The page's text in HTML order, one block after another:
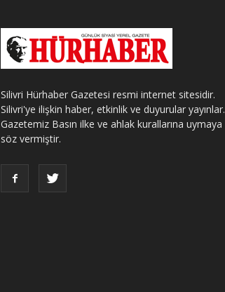
Silivri Hürhaber Gazetesi resmi internet sitesidir.
Silivri'ye ilişkin haber, etkinlik ve duyurular yayınlar.
Gazetemiz Basın ilke ve ahlak kurallarına uymaya
söz vermiştir.